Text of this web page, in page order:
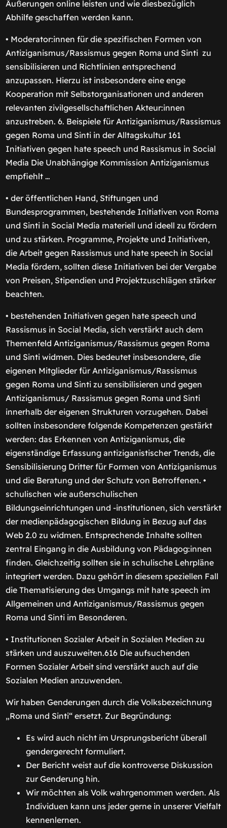
Äußerungen online leisten und wie diesbezüglich
Abhilfe geschaffen werden kann.
• Moderator:innen für die spezifischen Formen von
Antiziganismus/Rassismus gegen Roma und Sinti zu
sensibilisieren und Richtlinien entsprechend
anzupassen. Hierzu ist insbesondere eine enge
Kooperation mit Selbstorganisationen und anderen
relevanten zivilgesellschaftlichen Akteur:innen
anzustreben. 6. Beispiele für Antiziganismus/Rassismus
gegen Roma und Sinti in der Alltagskultur 161
Initiativen gegen hate speech und Rassismus in Social
Media Die Unabhängige Kommission Antiziganismus
empfiehlt …
• der öffentlichen Hand, Stiftungen und
Bundesprogrammen, bestehende Initiativen von Roma
und Sinti in Social Media materiell und ideell zu fördern
und zu stärken. Programme, Projekte und Initiativen,
die Arbeit gegen Rassismus und hate speech in Social
Media fördern, sollten diese Initiativen bei der Vergabe
von Preisen, Stipendien und Projektzuschlägen stärker
beachten.
• bestehenden Initiativen gegen hate speech und
Rassismus in Social Media, sich verstärkt auch dem
Themenfeld Antiziganismus/Rassismus gegen Roma
und Sinti widmen. Dies bedeutet insbesondere, die
eigenen Mitglieder für Antiziganismus/Rassismus
gegen Roma und Sinti zu sensibilisieren und gegen
Antiziganismus/ Rassismus gegen Roma und Sinti
innerhalb der eigenen Strukturen vorzugehen. Dabei
sollten insbesondere folgende Kompetenzen gestärkt
werden: das Erkennen von Antiziganismus, die
eigenständige Erfassung antiziganistischer Trends, die
Sensibilisierung Dritter für Formen von Antiziganismus
und die Beratung und der Schutz von Betroffenen. •
schulischen wie außerschulischen
Bildungseinrichtungen und -institutionen, sich verstärkt
der medienpädagogischen Bildung in Bezug auf das
Web 2.0 zu widmen. Entsprechende Inhalte sollten
zentral Eingang in die Ausbildung von Pädagog:innen
finden. Gleichzeitig sollten sie in schulische Lehrpläne
integriert werden. Dazu gehört in diesem speziellen Fall
die Thematisierung des Umgangs mit hate speech im
Allgemeinen und Antiziganismus/Rassismus gegen
Roma und Sinti im Besonderen.
• Institutionen Sozialer Arbeit in Sozialen Medien zu
stärken und auszuweiten.616 Die aufsuchenden
Formen Sozialer Arbeit sind verstärkt auch auf die
Sozialen Medien anzuwenden.
Wir haben Genderungen durch die Volksbezeichnung
„Roma und Sinti“ ersetzt. Zur Begründung:
Es wird auch nicht im Ursprungsbericht überall
gendergerecht formuliert.
Der Bericht weist auf die kontroverse Diskussion
zur Genderung hin.
Wir möchten als Volk wahrgenommen werden. Als
Individuen kann uns jeder gerne in unserer Vielfalt
kennenlernen.